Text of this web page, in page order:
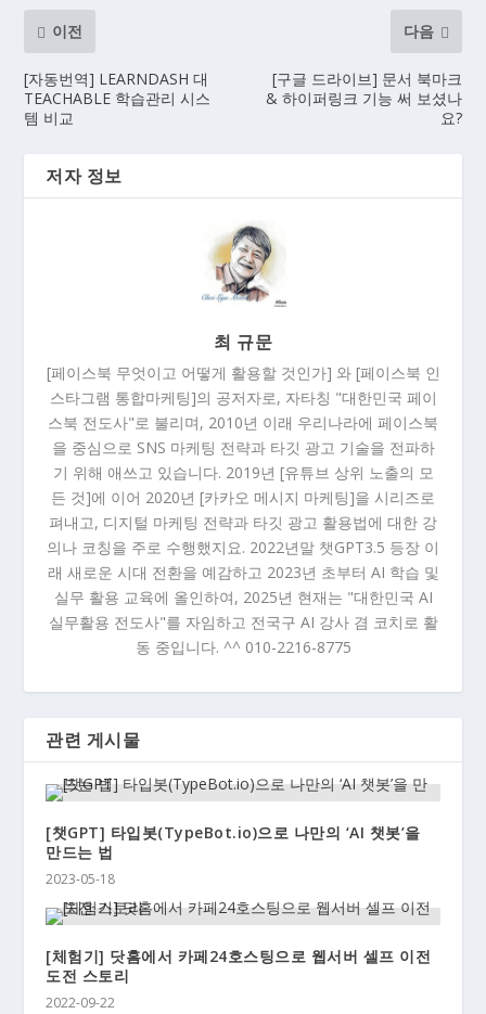
이전
[자동번역] LEARNDASH 대
TEACHABLE 학습관리 시스
템 비교
다음
[구글 드라이브] 문서 북마크
& 하이퍼링크 기능 써 보셨나
요?
저자 정보
최 규문
[페이스북 무엇이고 어떻게 활용할 것인가] 와 [페이스북 인
스타그램 통합마케팅]의 공저자로, 자타칭 "대한민국 페이
스북 전도사"로 불리며, 2010년 이래 우리나라에 페이스북
을 중심으로 SNS 마케팅 전략과 타깃 광고 기술을 전파하
기 위해 애쓰고 있습니다. 2019년 [유튜브 상위 노출의 모
든 것]에 이어 2020년 [카카오 메시지 마케팅]을 시리즈로
펴내고, 디지털 마케팅 전략과 타깃 광고 활용법에 대한 강
의나 코칭을 주로 수행했지요. 2022년말 챗GPT3.5 등장 이
래 새로운 시대 전환을 예감하고 2023년 초부터 AI 학습 및
실무 활용 교육에 올인하여, 2025년 현재는 "대한민국 AI
실무활용 전도사"를 자임하고 전국구 AI 강사 겸 코치로 활
동 중입니다. ^^ 010-2216-8775
관련 게시물
[챗GPT] 타입봇(TypeBot.io)으로 나만의 ‘AI 챗봇’을
만드는 법
2023-05-18
[체험기] 닷홈에서 카페24호스팅으로 웹서버 셀프 이전
도전 스토리
2022-09-22